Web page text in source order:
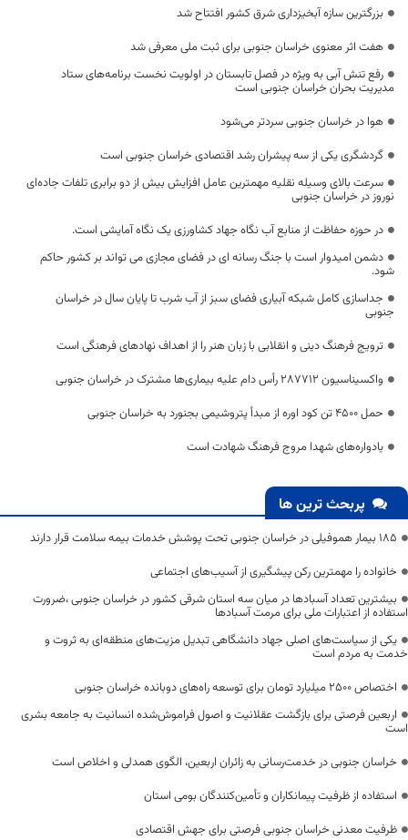
بزرگترین سازه آبخیزداری شرق کشور افتتاح شد
هفت اثر معنوی خراسان جنوبی برای ثبت ملی معرفی شد
رفع تنش آبی به‌ ویژه در فصل تابستان در اولویت نخست برنامه‌های ستاد
مدیریت بحران خراسان جنوبی است
هوا در خراسان جنوبی سردتر می‌شود
گردشگری یکی از سه پیشران رشد اقتصادی خراسان جنوبی است
سرعت بالای وسیله نقلیه مهمترین عامل افزایش بیش از دو برابری تلفات جاده‌ای
نوروز در خراسان جنوبی
در حوزه حفاظت از منابع آب نگاه جهاد کشاورزی یک نگاه آمایشی است.
دشمن امیدوار است با جنگ رسانه ای در فضای مجازی می تواند بر کشور حاکم
شود.
جداسازی کامل شبکه آبیاری فضای سبز از آب شرب تا پایان سال در خراسان
جنوبی
ترویج فرهنگ دینی و انقلابی با زبان هنر را از اهداف نهادهای فرهنگی است
واکسیناسیون ۲۸۷۷۱۲ رأس دام علیه بیماری‌ها مشترک در خراسان جنوبی
حمل ۴۵۰۰ تن کود اوره از مبدأ پتروشیمی بجنورد به خراسان جنوبی
یادواره‌های شهدا مروج فرهنگ شهادت است
پربحث ترین ها
۱۸۵ بیمار هموفیلی در خراسان جنوبی تحت پوشش خدمات بیمه سلامت قرار دارند
خانواده را مهمترین رکن پیشگیری از آسیب‌های اجتماعی
بیشترین تعداد آسبادها در میان سه استان شرقی کشور در خراسان جنوبی ،ضرورت
استفاده از اعتبارات ملی برای مرمت آسبادها
یکی از سیاست‌های اصلی جهاد دانشگاهی تبدیل مزیت‌های منطقه‌ای به ثروت و
خدمت به مردم است
اختصاص 2500 میلیارد تومان برای توسعه راه‌های دوبانده خراسان جنوبی
اربعین فرصتی برای بازگشت عقلانیت و اصول فراموش‌شده انسانیت به جامعه بشری
است
خراسان جنوبی در خدمت‌رسانی به زائران اربعین، الگوی همدلی و اخلاص است
استفاده از ظرفیت پیمانکاران و تأمین‌کنندگان بومی استان
ظرفیت معدنی خراسان جنوبی فرصتی برای جهش اقتصادی